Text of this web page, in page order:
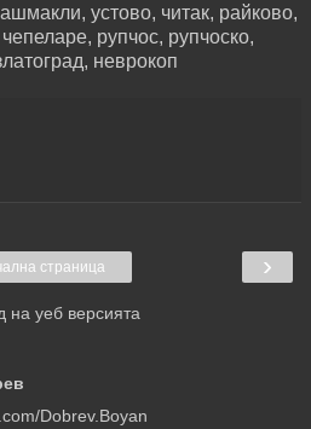
устово, читак, райково,
рупчос, рупчоско,
неврокоп
›
страница
на уеб версията
Dobrev.Boyan